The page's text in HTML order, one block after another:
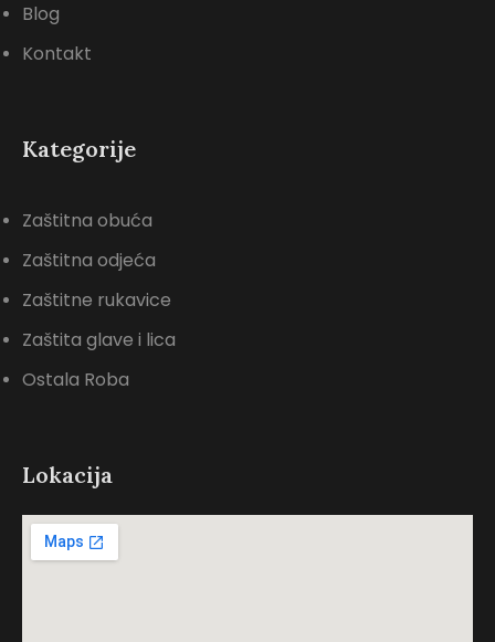
Blog
Kontakt
Kategorije
Zaštitna obuća
Zaštitna odjeća
Zaštitne rukavice
Zaštita glave i lica
Ostala Roba
Lokacija